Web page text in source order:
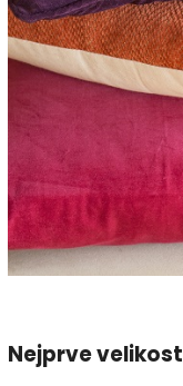
Nejprve velikost